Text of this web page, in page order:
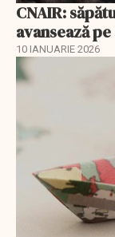
CNAIR:
avansează
10 IANUARIE 2026